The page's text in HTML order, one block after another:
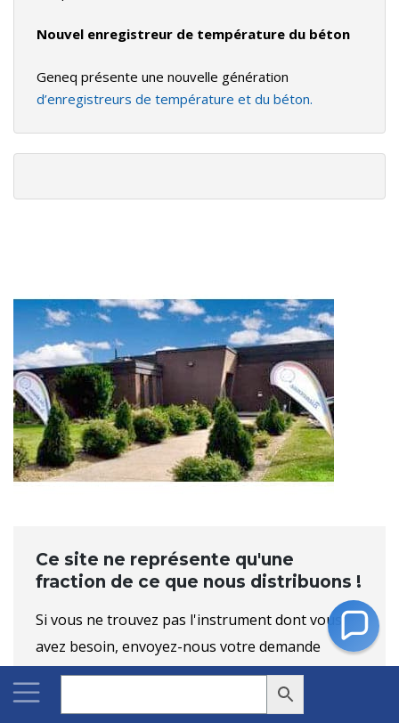
Nouvel enregistreur de température du béton
Geneq présente une nouvelle génération
d’enregistreurs de température et du béton.
Ce site ne représente qu'une
fraction de ce que nous distribuons !
Si vous ne trouvez pas l'instrument dont vous
avez besoin, envoyez-nous votre demande
(info@geneq.com) et nous vous enverrons
rapidement un devis avec les mêmes prix